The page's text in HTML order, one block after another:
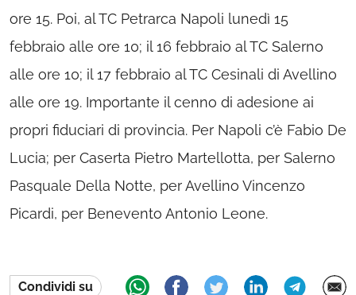
ore 15. Poi, al TC Petrarca Napoli lunedì 15
febbraio alle ore 10; il 16 febbraio al TC Salerno
alle ore 10; il 17 febbraio al TC Cesinali di Avellino
alle ore 19. Importante il cenno di adesione ai
propri fiduciari di provincia. Per Napoli c’è Fabio De
Lucia; per Caserta Pietro Martellotta, per Salerno
Pasquale Della Notte, per Avellino Vincenzo
Picardi, per Benevento Antonio Leone.
Condividi su